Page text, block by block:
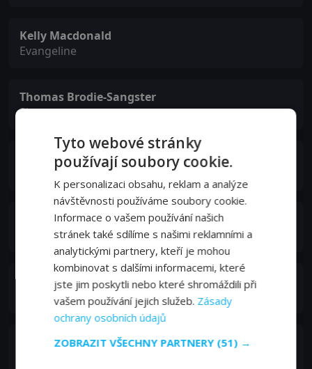
Kelly Macdonald
Evangeline
Thomas Brodie-Sangster
Simon
Eliza Bennett
Jennifer Rae Daykin
Raphaël Coleman
Samuel Honywood
Tyto webové stránky
používají soubory cookie.
K personalizaci obsahu, reklam a analýze
návštěvnosti používáme soubory cookie.
Informace o vašem používání našich
stránek také sdílíme s našimi reklamními a
analytickými partnery, kteří je mohou
kombinovat s dalšími informacemi, které
jste jim poskytli nebo které shromáždili při
vašem používání jejich služeb. Zásady
ochrany osobních údajů
ZOBRAZIT VŠECHNY PARTNERY (51) →